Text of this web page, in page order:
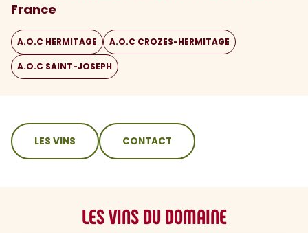
France
A.O.C HERMITAGE A.O.C CROZES-HERMITAGE
A.O.C SAINT-JOSEPH
sommaire
LES VINS CONTACT
LES VINS DU DOMAINE